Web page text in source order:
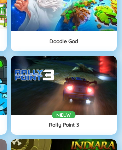
Doodle God
NIEUW
Rally Point 3